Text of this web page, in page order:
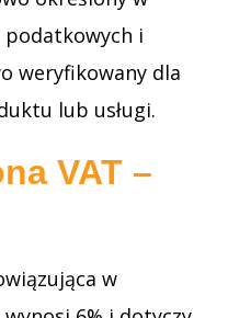
i
weryfikowany dla
lub usługi.
VAT –
w